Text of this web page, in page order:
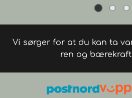
Vi sørger for at du kan ta
ren og